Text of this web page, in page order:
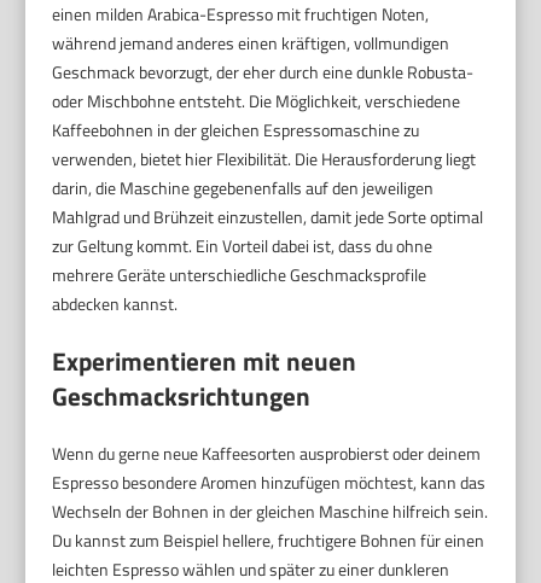
einen milden Arabica-Espresso mit fruchtigen Noten,
während jemand anderes einen kräftigen, vollmundigen
Geschmack bevorzugt, der eher durch eine dunkle Robusta-
oder Mischbohne entsteht. Die Möglichkeit, verschiedene
Kaffeebohnen in der gleichen Espressomaschine zu
verwenden, bietet hier Flexibilität. Die Herausforderung liegt
darin, die Maschine gegebenenfalls auf den jeweiligen
Mahlgrad und Brühzeit einzustellen, damit jede Sorte optimal
zur Geltung kommt. Ein Vorteil dabei ist, dass du ohne
mehrere Geräte unterschiedliche Geschmacksprofile
abdecken kannst.
Experimentieren mit neuen
Geschmacksrichtungen
Wenn du gerne neue Kaffeesorten ausprobierst oder deinem
Espresso besondere Aromen hinzufügen möchtest, kann das
Wechseln der Bohnen in der gleichen Maschine hilfreich sein.
Du kannst zum Beispiel hellere, fruchtigere Bohnen für einen
leichten Espresso wählen und später zu einer dunkleren